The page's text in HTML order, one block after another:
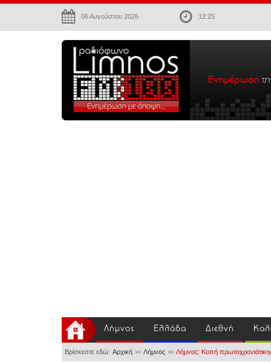
06 Αυγούστου 2026 12:25
Λήμνος Ελλάδα Διεθνή
Βρίσκεστε εδώ: Αρχική >> Λήμνος >> Λήμνος: Κοπή